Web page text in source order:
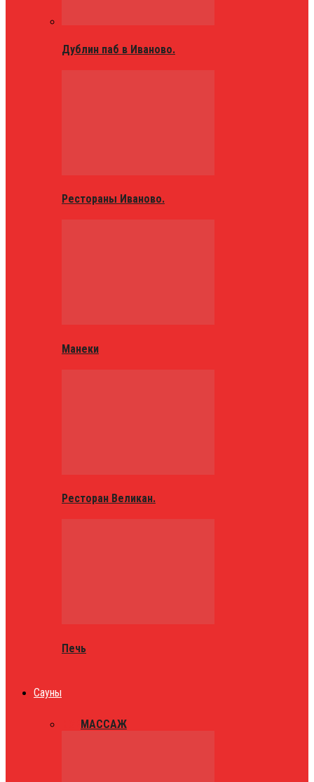
Дублин паб в Иваново.
Рестораны Иваново.
Манеки
Ресторан Великан.
Печь
Сауны
МАССАЖ